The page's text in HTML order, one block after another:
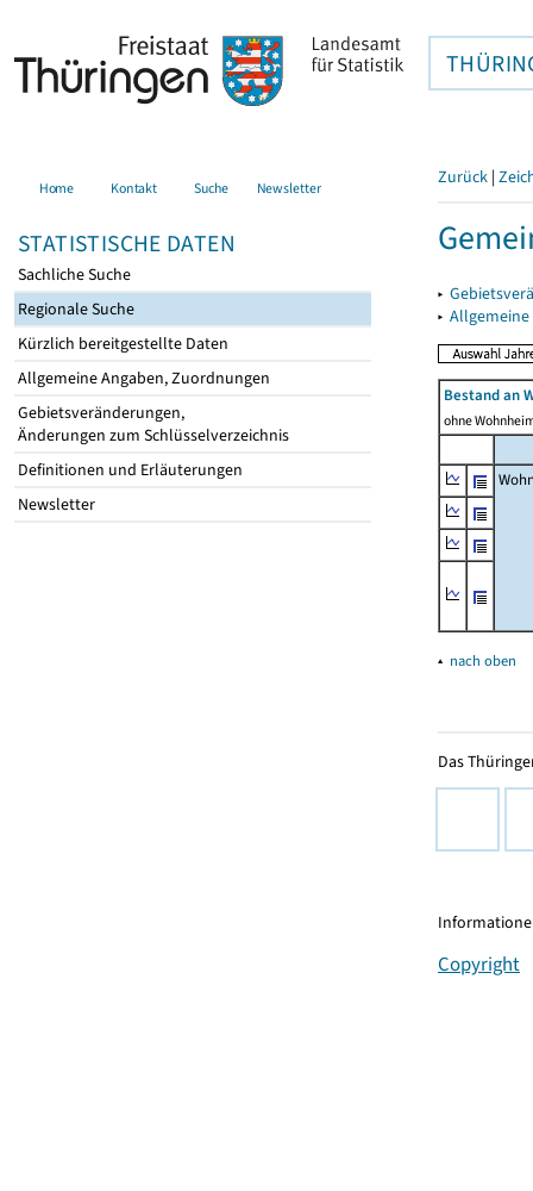
Home Kontakt Suche Newsletter
STATISTISCHE DATEN
Sachliche Suche
Regionale Suche
Kürzlich bereitgestellte Daten
Allgemeine Angaben, Zuordnungen
Gebietsveränderungen,
Änderungen zum Schlüsselverzeichnis
Definitionen und Erläuterungen
Newsletter
Zurück |
▸
▸
Bestand an
ohne
▴ nach oben
Das
Copyright